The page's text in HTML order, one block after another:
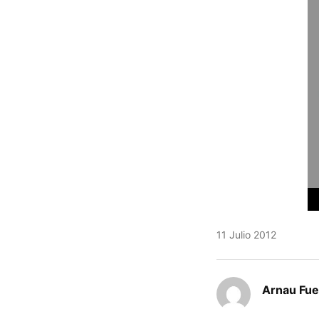
11 Julio 2012
Arnau